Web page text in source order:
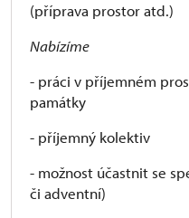
(příprava prostor atd.)
Nabízíme
- práci v příjemném
památky
- příjemný kolektiv
- možnost účastnit se
či adventní)